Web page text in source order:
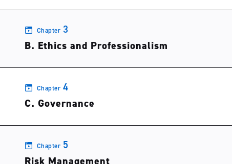
Chapter 3
B. Ethics and Professionalism
Chapter 4
C. Governance
Chapter 5
Risk Management